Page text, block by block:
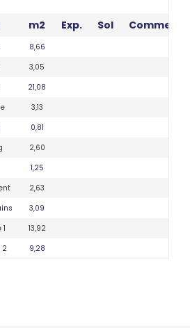
m2 Exp. Sol
8,66
3,05
21,08
3,13
0,81
2,60
1,25
2,63
3,09
13,92
2
9,28